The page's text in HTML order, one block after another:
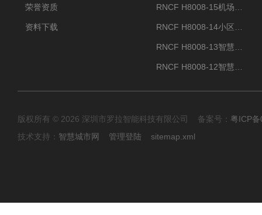
荣誉资质
资料下载
版权所有 © 2026 深圳市罗拉智能科技有限公司 备案号： 粤ICP
技术支持： 智慧城市网 管理登陆 sitemap.xml